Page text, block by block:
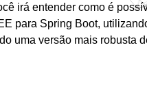
irá entender como é
para Spring Boot,
uma versão mais robusta